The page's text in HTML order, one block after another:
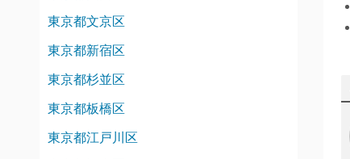
東京都文京区
東京都新宿区
東京都杉並区
東京都板橋区
東京都江戸川区